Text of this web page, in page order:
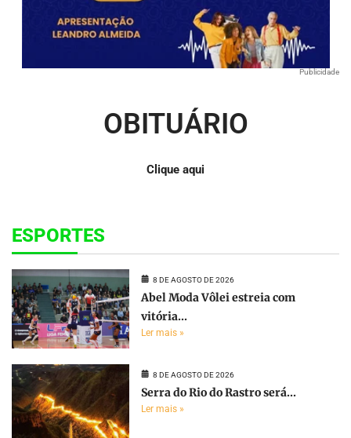
Publicidade
OBITUÁRIO
Clique aqui
ESPORTES
8 DE AGOSTO DE 2026
Abel Moda Vôlei estreia com
vitória...
Ler mais »
8 DE AGOSTO DE 2026
Serra do Rio do Rastro será...
Ler mais »